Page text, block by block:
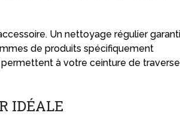
Un nettoyage régulier
de produits spécifiquement
à votre ceinture de
IDÉALE